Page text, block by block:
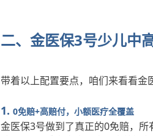
二、金医保3号少儿中
带着以上配置要点，咱们来看看金
1. 0免赔+高赔付，小额医疗全覆盖
金医保3号做到了真正的0免赔，